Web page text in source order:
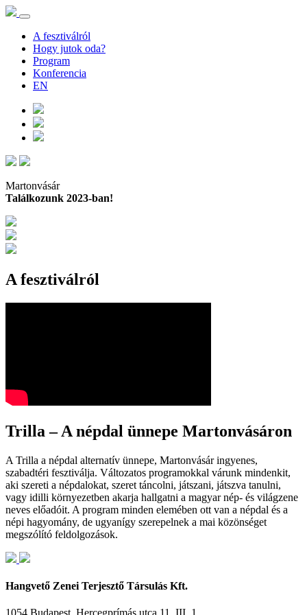
A fesztiválról
Hogy jutok oda?
Program
Konferencia
EN
Martonvásár
Találkozunk 2023-ban!
A fesztiválról
Trilla – A népdal ünnepe Martonvásáron
A Trilla a népdal alternatív ünnepe, Martonvásár ingyenes,
szabadtéri fesztiválja. Változatos programokkal várunk mindenkit,
aki szereti a népdalokat, szeret táncolni, játszani, játszva tanulni,
vagy idilli környezetben akarja hallgatni a magyar nép- és világzene
neves előadóit. A program minden elemében ott van a népdal és a
népi hagyomány, de ugyanígy szerepelnek a mai közönséget
megszólító feldolgozások.
Hangvető Zenei Terjesztő Társulás Kft.